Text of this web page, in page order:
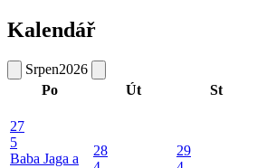
Kalendář
Srpen2026
Po
Út St
27
5
Baba Jaga a
28
29